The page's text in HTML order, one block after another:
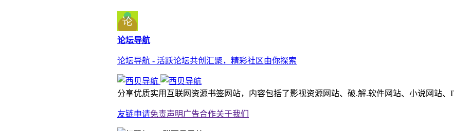
论坛导航
论坛导航 - 活跃论坛共创汇聚，精彩社区由你探索
分享优质实用互联网资源书签网站，内容包括了影视资源网站、破.解.软件网站、小说网站
友链申请免责声明广告合作关于我们